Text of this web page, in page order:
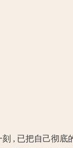
, 已把自己彻底